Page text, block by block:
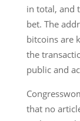
in total, and
bet. The
bitcoins are
the
public and
that no